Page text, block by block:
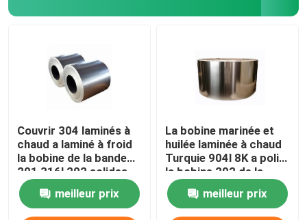
Couvrir 304 laminés à
chaud a laminé à froid
la bobine de la bande
201 316l 202 solides
solubles 304 de bobine
d'acier inoxydable
meilleur prix
La bobine marinée et
huilée laminée à chaud
Turquie 904l 8K a poli
la bobine 202 de la
bobine 430 solides
solubles d'acier
inoxydable
meilleur prix